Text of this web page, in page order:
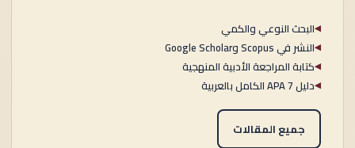
◀البحث النوعي والكمي
◀النشر في Scopus وGoogle Scholar
◀كتابة المراجعة الأدبية المنهجية
◀دليل APA 7 الكامل بالعربية
جميع المقالات